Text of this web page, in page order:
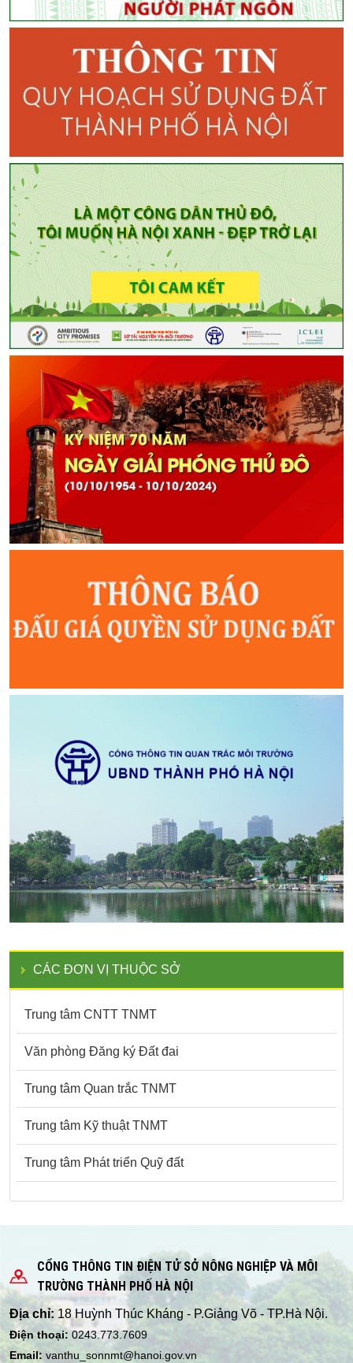
CÁC ĐƠN VỊ THUỘC SỞ
Trung tâm CNTT TNMT
Văn phòng Đăng ký Đất đai
Trung tâm Quan trắc TNMT
Trung tâm Kỹ thuật TNMT
Trung tâm Phát triển Quỹ đất
CỔNG THÔNG TIN ĐIỆN TỬ SỞ NÔNG NGHIỆP VÀ MÔI
TRƯỜNG THÀNH PHỐ HÀ NỘI
Địa chỉ: 18 Huỳnh Thúc Kháng - P.Giảng Võ - TP.Hà Nội.
Điện thoại: 0243.773.7609
Email: vanthu_sonnmt@hanoi.gov.vn